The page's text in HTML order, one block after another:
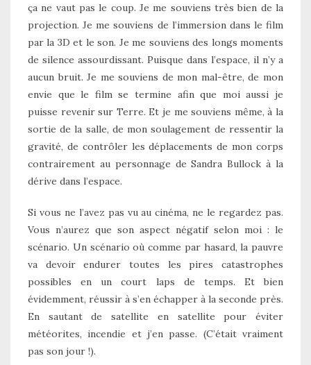
ça ne vaut pas le coup. Je me souviens très bien de la
projection. Je me souviens de l’immersion dans le film
par la 3D et le son. Je me souviens des longs moments
de silence assourdissant. Puisque dans l’espace, il n’y a
aucun bruit. Je me souviens de mon mal-être, de mon
envie que le film se termine afin que moi aussi je
puisse revenir sur Terre. Et je me souviens même, à la
sortie de la salle, de mon soulagement de ressentir la
gravité, de contrôler les déplacements de mon corps
contrairement au personnage de Sandra Bullock à la
dérive dans l’espace.
Si vous ne l’avez pas vu au cinéma, ne le regardez pas.
Vous n’aurez que son aspect négatif selon moi : le
scénario. Un scénario où comme par hasard, la pauvre
va devoir endurer toutes les pires catastrophes
possibles en un court laps de temps. Et bien
évidemment, réussir à s’en échapper à la seconde près.
En sautant de satellite en satellite pour éviter
météorites, incendie et j’en passe. (C’était vraiment
pas son jour !).